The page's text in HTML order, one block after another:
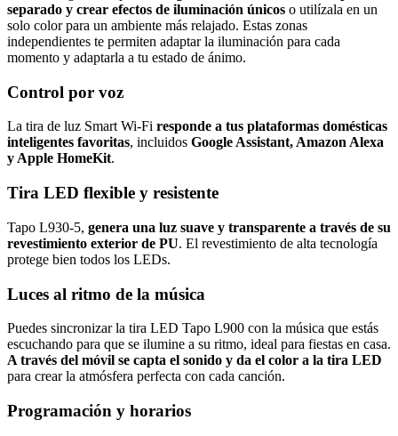
separado y crear efectos de iluminación únicos o utilízala en un
solo color para un ambiente más relajado. Estas zonas
independientes te permiten adaptar la iluminación para cada
momento y adaptarla a tu estado de ánimo.
Control por voz
La tira de luz Smart Wi-Fi responde a tus plataformas domésticas
inteligentes favoritas, incluidos Google Assistant, Amazon Alexa
y Apple HomeKit.
Tira LED flexible y resistente
Tapo L930-5, genera una luz suave y transparente a través de su
revestimiento exterior de PU. El revestimiento de alta tecnología
protege bien todos los LEDs.
Luces al ritmo de la música
Puedes sincronizar la tira LED Tapo L900 con la música que estás
escuchando para que se ilumine a su ritmo, ideal para fiestas en casa.
A través del móvil se capta el sonido y da el color a la tira LED
para crear la atmósfera perfecta con cada canción.
Programación y horarios